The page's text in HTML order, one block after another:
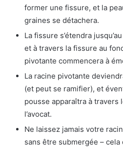
former une fissure, et la
graines se détachera.
La fissure s’étendra
et à travers la fissure au
pivotante commencera à
La racine pivotante
(et peut se ramifier), et
pousse apparaîtra à travers
l’avocat.
Ne laissez jamais votre
sans être submergée –